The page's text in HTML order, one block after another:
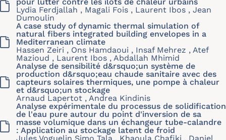
Lydia Ferdjallah , Magali Fois , Laurent Ibos , Jean
Dumoulin
A case study of dynamic thermal simulation of
natural fibers integrated building envelopes in a
Mediterranean climate
Hassen Zeiri , Ons Hamdaoui , Insaf Mehrez , Atef
Mazioud , Laurent Ibos , Abdallah Mhimid
Analyse de sensibilité d&rsquo;un système de
production d&rsquo;eau chaude sanitaire avec des
capteurs solaires thermiques, une pompe à chaleur
et d&rsquo;un stockage
Arnaud Lapertot , Andrea Kindinis
Analyse expérimentale du processus de solidification
de l'eau pure autour du point d'inversion de sa
masse volumique dans un échangeur tube-calandre
: Application au stockage latent de froid
Jules Voguelin Simo Tala , Khaoula Chafiki , Daniel